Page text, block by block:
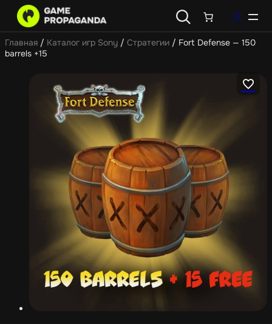
Главная / Каталог игр Sony / Стратегии / Fort Defense — 150
barrels +15